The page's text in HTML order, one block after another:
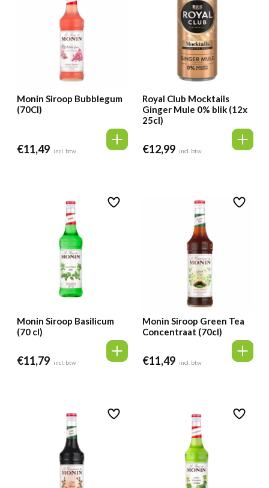
Monin Siroop Bubblegum
(70Cl)
€11,49 incl. btw
Royal Club Mocktails
Ginger Mule 0% blik (12x
25cl)
€12,99 incl. btw
Monin Siroop Basilicum
(70 cl)
€11,79 incl. btw
Monin Siroop Green Tea
Concentraat (70cl)
€11,49 incl. btw